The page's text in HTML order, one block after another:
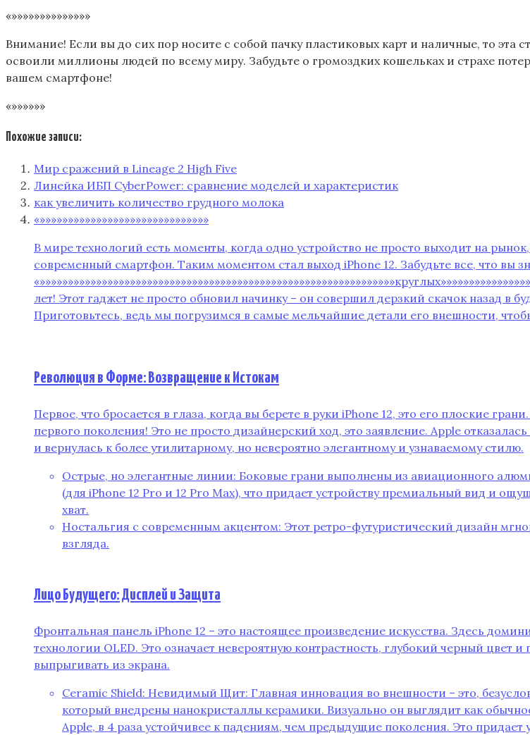
«»»»»»»»»»»»»»»
Внимание! Если вы до сих пор носите с собой пачку пластиковых карт и наличные, то эта
освоили миллионы людей по всему миру. Забудьте о громоздких кошельках и страхе
вашем смартфоне!
«»»»»»»
Похожие записи:
Мир сражений в Lineage 2 High Five
Линейка ИБП CyberPower: сравнение моделей и характеристик
как увеличить количество грудного молока
«»»»»»»»»»»»»»»»»»»»»»»»»»»»»»»
В мире технологий есть моменты‚ когда одно устройство не просто выходит на
современный смартфон. Таким моментом стал выход iPhone 12. Забудьте все‚ что вы
лет! Этот гаджет не просто обновил начинку – он совершил дерзкий скачок назад в
Приготовьтесь‚ ведь мы погрузимся в самые мельчайшие детали его внешности‚
Революция в Форме: Возвращение к Истокам
Первое‚ что бросается в глаза‚ когда вы берете в руки iPhone 12‚ это его плоские
первого поколения! Это не просто дизайнерский ход‚ это заявление. Apple
и вернулась к более утилитарному‚ но невероятно элегантному и узнаваемому стилю.
Острые‚ но элегантные линии: Боковые грани выполнены из авиационного
(для iPhone 12 Pro и 12 Pro Max)‚ что придает устройству премиальный вид и
хват.
Ностальгия с современным акцентом: Этот ретро-футуристический дизайн
взгляда.
Лицо Будущего: Дисплей и Защита
Фронтальная панель iPhone 12 – это настоящее произведение искусства. Здесь
технологии OLED. Это означает невероятную контрастность‚ глубокий черный цвет
выпрыгивать из экрана.
Ceramic Shield: Невидимый Щит: Главная инновация во внешности – это‚
который внедрены нанокристаллы керамики. Визуально он выглядит как
Apple‚ в 4 раза устойчивее к падениям‚ чем предыдущие поколения. Это